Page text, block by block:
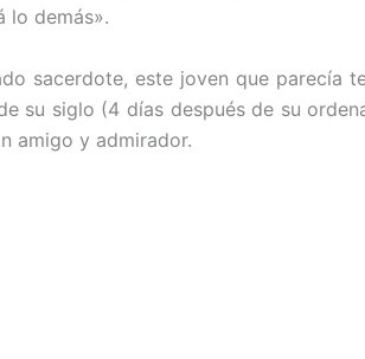
lo demás».
sacerdote, este joven que parecía
su siglo (4 días después de su
amigo y admirador.